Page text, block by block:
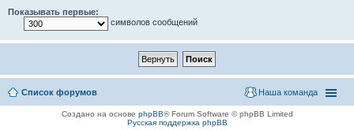
Показывать первые:
символов сообщений
Список форумов Наша команда
Создано на основе phpBB® Forum Software © phpBB Limited
Русская поддержка phpBB